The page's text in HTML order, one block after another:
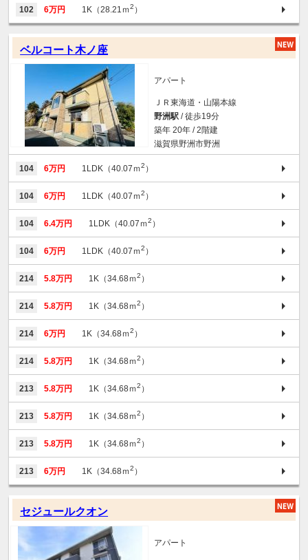
102 6万円 1K（28.21ｍ2 ）
ベルコート木ノ座
アパート
ＪＲ東海道・山陽本線
野洲駅 / 徒歩19分
築年 20年 / 2階建
滋賀県野洲市野洲
104 6万円 1LDK（40.07ｍ2 ）
104 6万円 1LDK（40.07ｍ2 ）
104 6.4万円 1LDK（40.07ｍ2 ）
104 6万円 1LDK（40.07ｍ2 ）
214 5.8万円 1K（34.68ｍ2 ）
214 5.8万円 1K（34.68ｍ2 ）
214 6万円 1K（34.68ｍ2 ）
214 5.8万円 1K（34.68ｍ2 ）
213 5.8万円 1K（34.68ｍ2 ）
213 5.8万円 1K（34.68ｍ2 ）
213 5.8万円 1K（34.68ｍ2 ）
213 6万円 1K（34.68ｍ2 ）
セジュールクオン
アパート